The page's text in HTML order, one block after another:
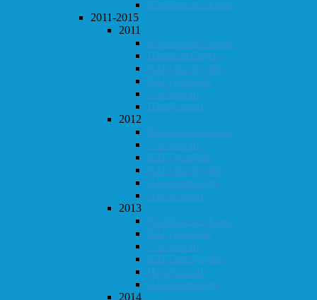
Klubbmesterskapet
2011-2015
2011
Klubbmesterskapet
Høstturneringen
KM i hurtigsjakk
KM i lynsjakk
Vår-konrad
Høst-konrad
2012
Klubbmesterskapet
Vår-konrad
KM i lynsjakk
KM i hurtigsjakk
Høstturneringen
Høst-konrad
2013
Klubbmesterskapet
KM i lynsjakk
Vår-konrad
KM i hurtigsjakk
Høst-konrad
Høstturneringen
2014